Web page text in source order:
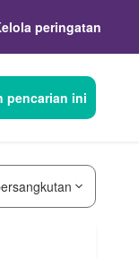
peringatan
pencarian ini